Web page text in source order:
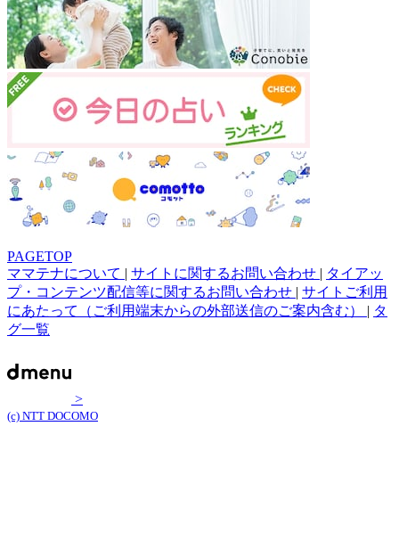
PAGETOP
ママテナについて | サイトに関するお問い合わせ | タイアッ
プ・コンテンツ配信等に関するお問い合わせ | サイトご利用
にあたって（ご利用端末からの外部送信のご案内含む） | タ
グ一覧
>
(c) NTT DOCOMO